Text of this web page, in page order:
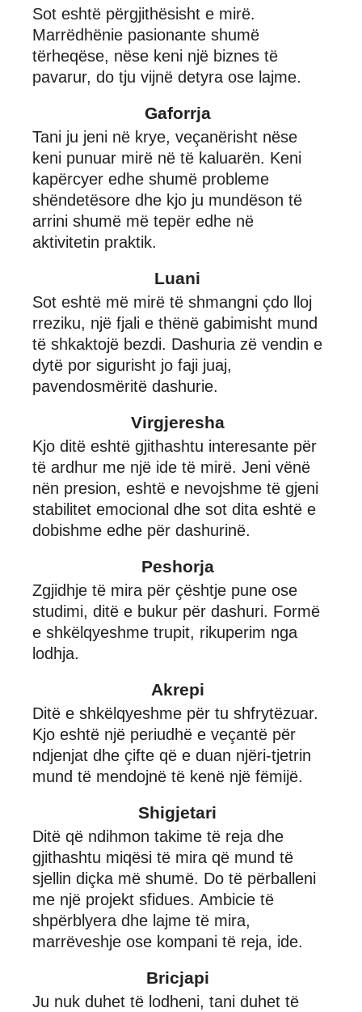
Sot eshtë përgjithësisht e mirë.
Marrëdhënie pasionante shumë
tërheqëse, nëse keni një biznes të
pavarur, do tju vijnë detyra ose lajme.
Gaforrja
Tani ju jeni në krye, veçanërisht nëse
keni punuar mirë në të kaluarën. Keni
kapërcyer edhe shumë probleme
shëndetësore dhe kjo ju mundëson të
arrini shumë më tepër edhe në
aktivitetin praktik.
Luani
Sot eshtë më mirë të shmangni çdo lloj
rreziku, një fjali e thënë gabimisht mund
të shkaktojë bezdi. Dashuria zë vendin e
dytë por sigurisht jo faji juaj,
pavendosmëritë dashurie.
Virgjeresha
Kjo ditë eshtë gjithashtu interesante për
të ardhur me një ide të mirë. Jeni vënë
nën presion, eshtë e nevojshme të gjeni
stabilitet emocional dhe sot dita eshtë e
dobishme edhe për dashurinë.
Peshorja
Zgjidhje të mira për çështje pune ose
studimi, ditë e bukur për dashuri. Formë
e shkëlqyeshme trupit, rikuperim nga
lodhja.
Akrepi
Ditë e shkëlqyeshme për tu shfrytëzuar.
Kjo eshtë një periudhë e veçantë për
ndjenjat dhe çifte që e duan njëri-tjetrin
mund të mendojnë të kenë një fëmijë.
Shigjetari
Ditë që ndihmon takime të reja dhe
gjithashtu miqësi të mira që mund të
sjellin diçka më shumë. Do të përballeni
me një projekt sfidues. Ambicie të
shpërblyera dhe lajme të mira,
marrëveshje ose kompani të reja, ide.
Bricjapi
Ju nuk duhet të lodheni, tani duhet të